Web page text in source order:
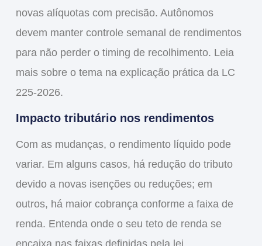
novas alíquotas com precisão. Autônomos
devem manter controle semanal de rendimentos
para não perder o timing de recolhimento. Leia
mais sobre o tema na explicação prática da LC
225-2026.
Impacto tributário nos rendimentos
Com as mudanças, o rendimento líquido pode
variar. Em alguns casos, há redução do tributo
devido a novas isenções ou reduções; em
outros, há maior cobrança conforme a faixa de
renda. Entenda onde o seu teto de renda se
encaixa nas faixas definidas pela lei